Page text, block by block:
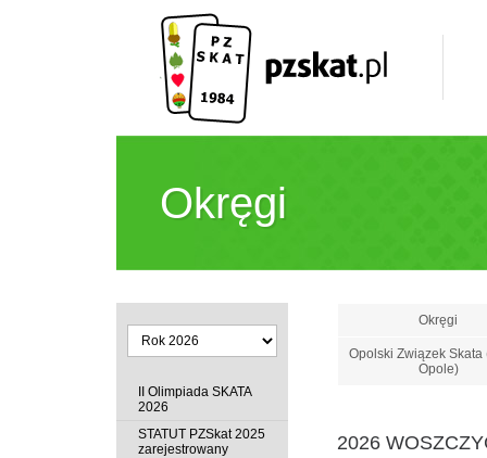
Okręgi
II Olimpiada SKATA
2026
STATUT PZSkat 2025
zarejestrowany
Okręgi
Opolski Związek Skata
Opole)
2026